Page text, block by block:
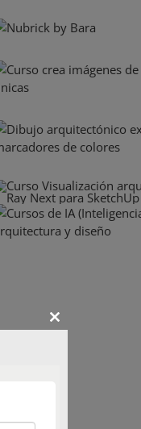
Close